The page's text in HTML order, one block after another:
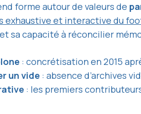
forme autour de valeurs de
exhaustive et interactive du
sa capacité à réconcilier
: concrétisation en 2015
un vide : absence d’archives
: les premiers